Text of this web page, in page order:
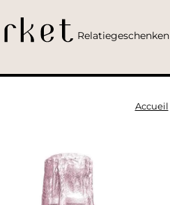
Relatiegeschenken
Accueil